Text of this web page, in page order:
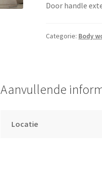
Door handle
Categorie: Body
Aanvullende
Locatie